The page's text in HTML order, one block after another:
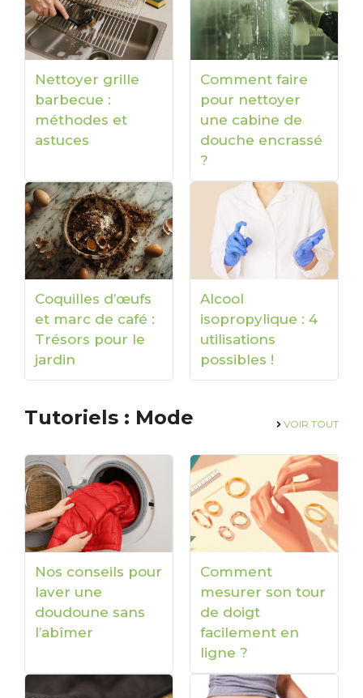
Nettoyer grille
barbecue :
méthodes et
astuces
Comment faire
pour nettoyer
une cabine de
douche encrassé
?
Coquilles d’œufs
et marc de café :
Trésors pour le
jardin
Alcool
isopropylique : 4
utilisations
possibles !
Tutoriels : Mode VOIR TOUT
Nos conseils pour
laver une
doudoune sans
l’abîmer
Comment
mesurer son tour
de doigt
facilement en
ligne ?